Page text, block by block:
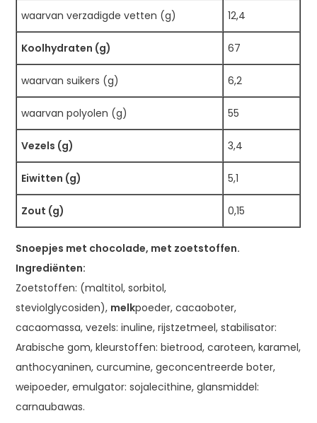
waarvan verzadigde vetten (g) 12,4
Koolhydraten (g) 67
waarvan suikers (g) 6,2
waarvan polyolen (g) 55
Vezels (g) 3,4
Eiwitten (g) 5,1
Zout (g) 0,15
Snoepjes met chocolade, met zoetstoffen.
Ingrediënten:
Zoetstoffen: (maltitol, sorbitol,
steviolglycosiden), melkpoeder, cacaoboter,
cacaomassa, vezels: inuline, rijstzetmeel, stabilisator:
Arabische gom, kleurstoffen: bietrood, caroteen, karamel,
anthocyaninen, curcumine, geconcentreerde boter,
weipoeder, emulgator: sojalecithine, glansmiddel:
carnaubawas.